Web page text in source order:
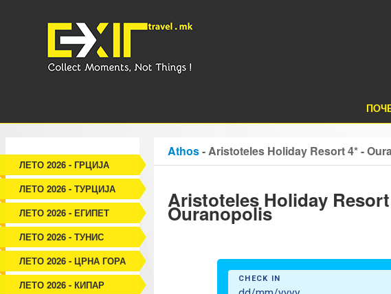
ЛЕТО 2026 - ГРЦИЈА
ЛЕТО 2026 - ТУРЦИЈА
ЛЕТО 2026 - ЕГИПЕТ
ЛЕТО 2026 - ТУНИС
ЛЕТО 2026 - ЦРНА ГОРА
ЛЕТО 2026 - КИПАР
Athos- Aristoteles Holiday Resort 4* -
Aristoteles Holiday
Ouranopolis